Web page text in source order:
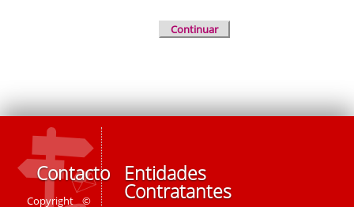
Continuar
Contacto
Copyright ©
Entidades
Contratantes